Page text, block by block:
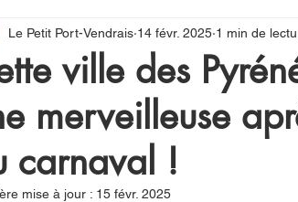
ville des
merveilleuse
carnaval !
Le Petit Port-Vendrais 14 févr. 2025 1 min de
mise à jour : 15 févr. 2025